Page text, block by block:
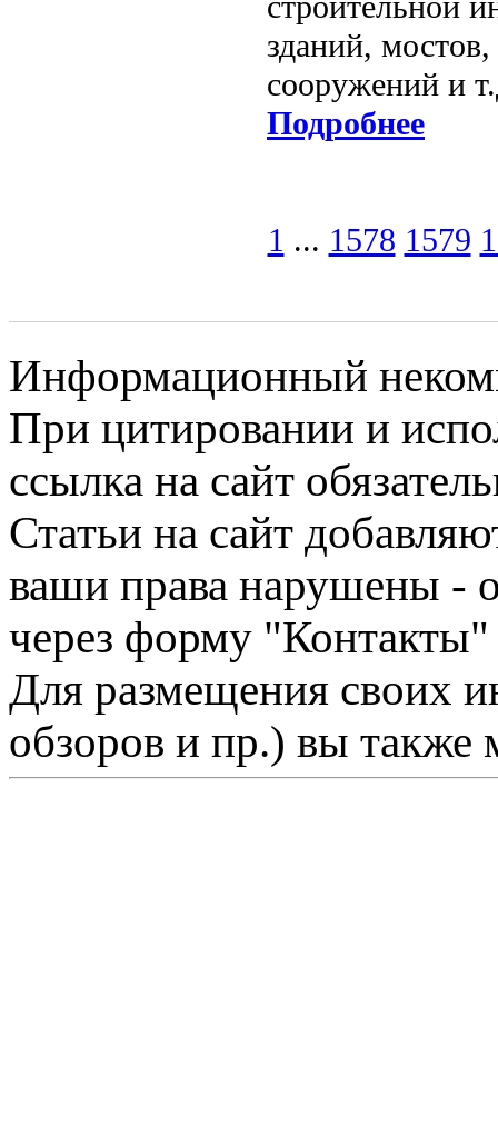
зданий,
сооружений и
Подробнее
1 ... 1578 1579
Информационный
При цитировании и
ссылка на сайт
Статьи на сайт
ваши права нарушены -
через форму "Контакты"
Для размещения своих
обзоров и пр.) вы также